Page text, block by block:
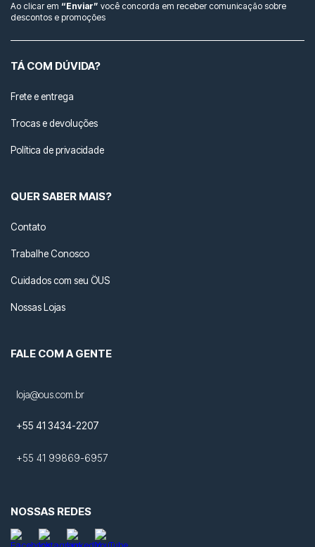
Ao clicar em “Enviar” você concorda em receber comunicação sobre
descontos e promoções
TÁ COM DÚVIDA?
Frete e entrega
Trocas e devoluções
Política de privacidade
QUER SABER MAIS?
Contato
Trabalhe Conosco
Cuidados com seu ÖUS
Nossas Lojas
FALE COM A GENTE
loja@ous.com.br
+55 41 3434-2207
+55 41 99869-6957
NOSSAS REDES